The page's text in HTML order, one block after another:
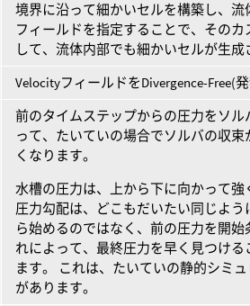
境界に沿って細かいセルを構築し、
フィールドを指定することで、その
して、流体内部でも細かいセルが生成
VelocityフィールドをDivergence-Free(
前のタイムステップからの圧力をソ
って、たいていの場合でソルバの収
くなります。
水槽の圧力は、上から下に向かって
圧力勾配は、どこもだいたい同じよ
ら始めるのではなく、前の圧力を開
れによって、最終圧力を早く見つけ
ます。 これは、たいていの静的シミ
があります。